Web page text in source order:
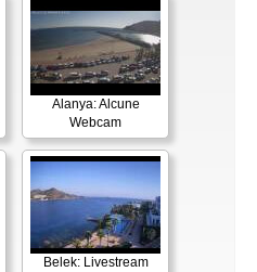
Alanya: Alcune
Webcam
Belek: Livestream